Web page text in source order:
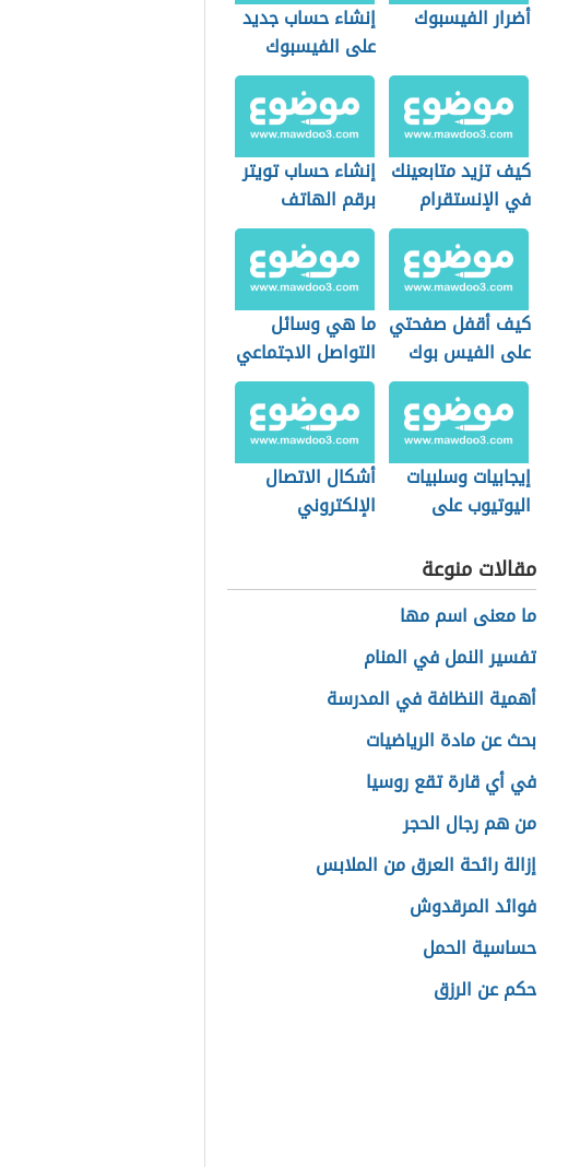
أضرار الفيسبوك
إنشاء حساب جديد
على الفيسبوك
كيف تزيد متابعينك
في الإنستقرام
إنشاء حساب تويتر
برقم الهاتف
كيف أقفل صفحتي
على الفيس بوك
ما هي وسائل
التواصل الاجتماعي
إيجابيات وسلبيات
اليوتيوب على
أشكال الاتصال
الإلكتروني
مقالات منوعة
ما معنى اسم مها
تفسير النمل في المنام
أهمية النظافة في المدرسة
بحث عن مادة الرياضيات
في أي قارة تقع روسيا
من هم رجال الحجر
إزالة رائحة العرق من الملابس
فوائد المرقدوش
حساسية الحمل
حكم عن الرزق